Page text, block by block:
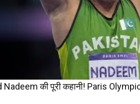
की पूरी कहानी! Paris